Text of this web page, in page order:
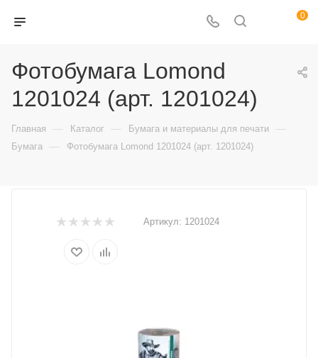
0
Фотобумага Lomond
1201024 (арт. 1201024)
Главная — Каталог — Бумага и материалы для печати —
Бумага — Фотобумага Lomond 1201024 (арт. 1201024)
Артикул: 1201024